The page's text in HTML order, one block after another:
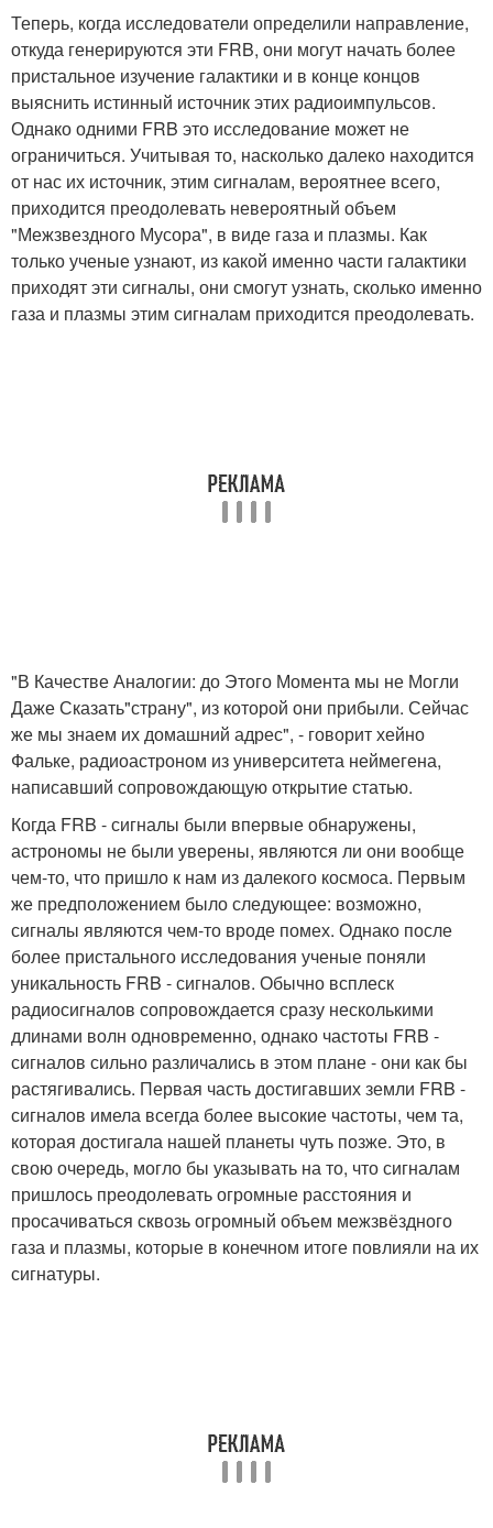
Теперь, когда исследователи определили направление,
откуда генерируются эти FRB, они могут начать более
пристальное изучение галактики и в конце концов
выяснить истинный источник этих радиоимпульсов.
Однако одними FRB это исследование может не
ограничиться. Учитывая то, насколько далеко находится
от нас их источник, этим сигналам, вероятнее всего,
приходится преодолевать невероятный объем
"Межзвездного Мусора", в виде газа и плазмы. Как
только ученые узнают, из какой именно части галактики
приходят эти сигналы, они смогут узнать, сколько именно
газа и плазмы этим сигналам приходится преодолевать.
"В Качестве Аналогии: до Этого Момента мы не Могли
Даже Сказать"страну", из которой они прибыли. Сейчас
же мы знаем их домашний адрес", - говорит хейно
Фальке, радиоастроном из университета неймегена,
написавший сопровождающую открытие статью.
Когда FRB - сигналы были впервые обнаружены,
астрономы не были уверены, являются ли они вообще
чем-то, что пришло к нам из далекого космоса. Первым
же предположением было следующее: возможно,
сигналы являются чем-то вроде помех. Однако после
более пристального исследования ученые поняли
уникальность FRB - сигналов. Обычно всплеск
радиосигналов сопровождается сразу несколькими
длинами волн одновременно, однако частоты FRB -
сигналов сильно различались в этом плане - они как бы
растягивались. Первая часть достигавших земли FRB -
сигналов имела всегда более высокие частоты, чем та,
которая достигала нашей планеты чуть позже. Это, в
свою очередь, могло бы указывать на то, что сигналам
пришлось преодолевать огромные расстояния и
просачиваться сквозь огромный объем межзвёздного
газа и плазмы, которые в конечном итоге повлияли на их
сигнатуры.